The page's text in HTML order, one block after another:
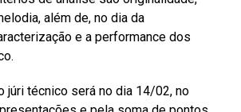
além de, no dia da
e a performance dos
júri técnico será no dia 14/02, no